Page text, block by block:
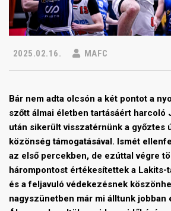
2025.02.16. MAFC
Bár nem adta olcsón a két pontot a
szőtt álmai életben tartásáért harcoló
után sikerült visszatérnünk a győztes
közönség támogatásával. Ismét
az első percekben, de ezúttal végre
hárompontost értékesítettek a Lakits-
és a feljavuló védekezésnek
nagyszünetben már mi álltunk jobban